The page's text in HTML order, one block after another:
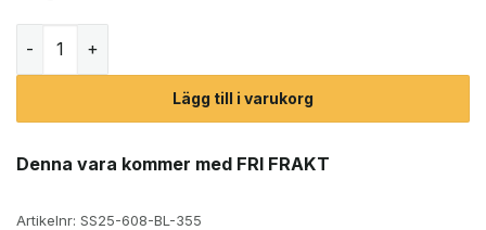
Lägg till i varukorg
Denna vara kommer med FRI FRAKT
Artikelnr: SS25-608-BL-355